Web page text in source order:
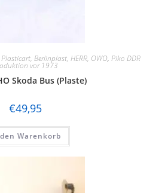
Plasticart, Berlinplast, HERR, OWO, Piko DDR
vor 1973
Skoda Bus (Plaste)
€49,95
Warenkorb